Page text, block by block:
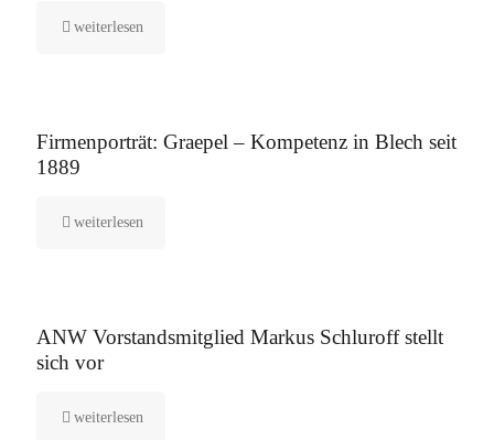
weiterlesen
Firmenporträt: Graepel – Kompetenz in Blech seit
1889
weiterlesen
ANW Vorstandsmitglied Markus Schluroff stellt
sich vor
weiterlesen